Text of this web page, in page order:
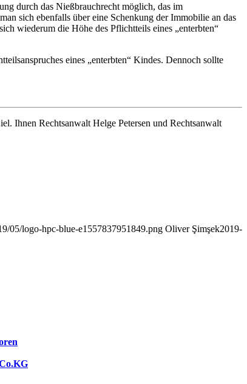
durch das Nießbrauchrecht möglich, das im
sich ebenfalls über eine Schenkung der Immobilie an das
wiederum die Höhe des Pflichtteils eines „enterbten“
eines „enterbten“ Kindes. Dennoch sollte
Ihnen Rechtsanwalt Helge Petersen und Rechtsanwalt
05/logo-hpc-blue-e1557837951849.png Oliver Şimşek2019-